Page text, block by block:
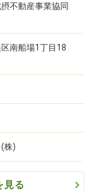
不動産事業協同
南船場1丁目18
株)
見る